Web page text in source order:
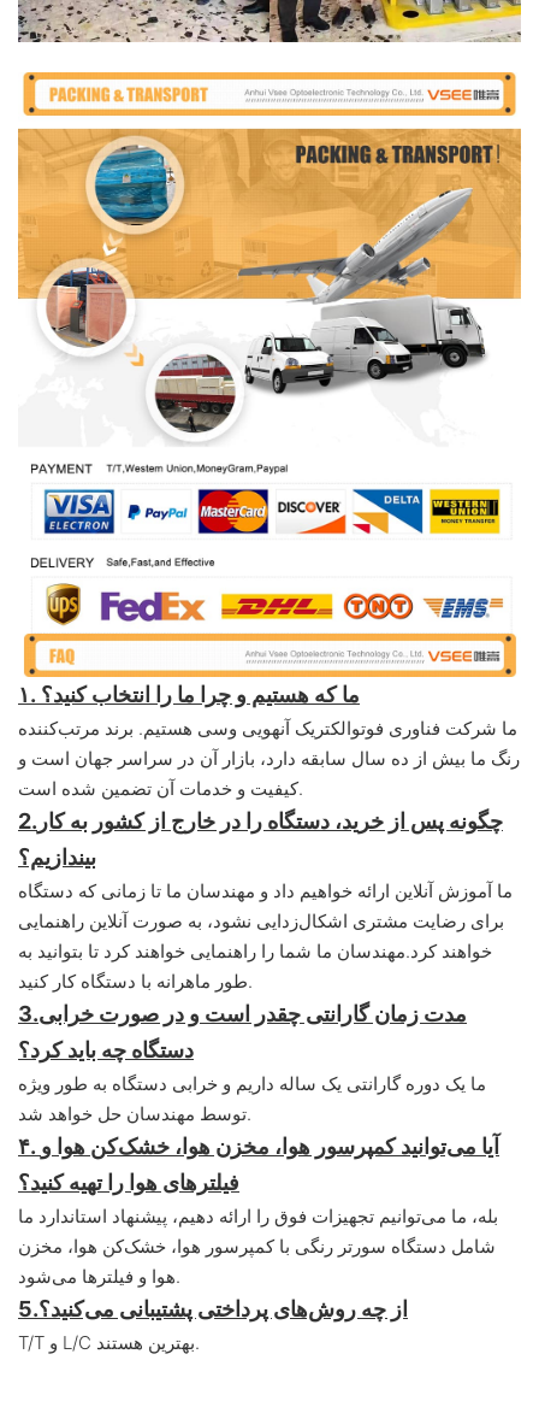
۱. ما که هستیم و چرا ما را انتخاب کنید؟
ما شرکت فناوری فوتوالکتریک آنهویی وسی هستیم. برند مرتب‌کننده
رنگ ما بیش از ده سال سابقه دارد، بازار آن در سراسر جهان است و
کیفیت و خدمات آن تضمین شده است.
2. چگونه پس از خرید، دستگاه را در خارج از کشور به کار
بیندازیم؟
ما آموزش آنلاین ارائه خواهیم داد و مهندسان ما تا زمانی که دستگاه
برای رضایت مشتری اشکال‌زدایی نشود، به صورت آنلاین راهنمایی
خواهند کرد.مهندسان ما شما را راهنمایی خواهند کرد تا بتوانید به
طور ماهرانه با دستگاه کار کنید.
3.مدت زمان گارانتی چقدر است و در صورت خرابی
دستگاه چه باید کرد؟
ما یک دوره گارانتی یک ساله داریم و خرابی دستگاه به طور ویژه
توسط مهندسان حل خواهد شد.
۴. آیا می‌توانید کمپرسور هوا، مخزن هوا، خشک‌کن هوا و
فیلترهای هوا را تهیه کنید؟
بله، ما می‌توانیم تجهیزات فوق را ارائه دهیم، پیشنهاد استاندارد ما
شامل دستگاه سورتر رنگی با کمپرسور هوا، خشک‌کن هوا، مخزن
هوا و فیلترها می‌شود.
5.از چه روش‌های پرداختی پشتیبانی می‌کنید؟
T/T و L/C بهترین هستند.